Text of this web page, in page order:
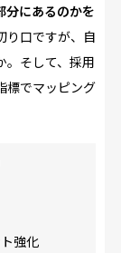
分にあるのかを
り口ですが、自
。そして、採用
標でマッピング
強化